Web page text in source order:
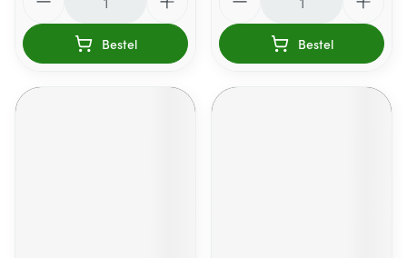
Bestel Bestel